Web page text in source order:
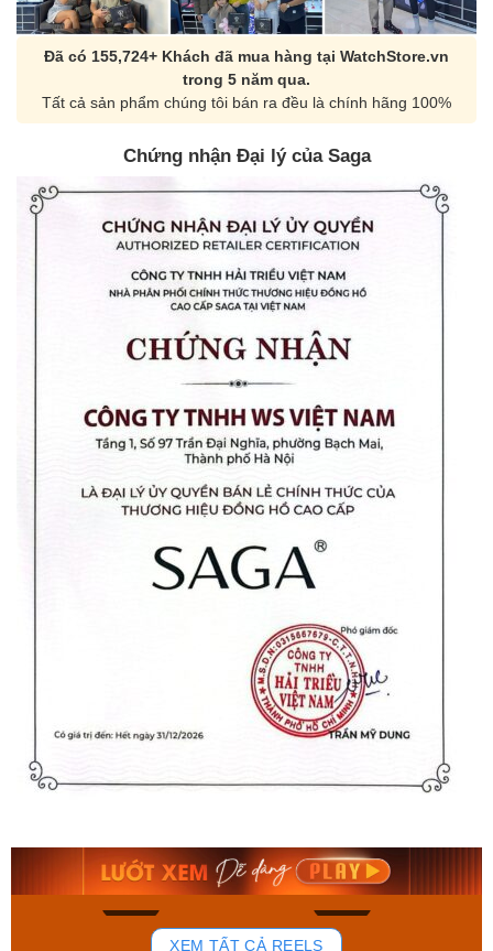
Đã có 155,724+ Khách đã mua hàng tại WatchStore.vn
trong 5 năm qua.
Tất cả sản phẩm chúng tôi bán ra đều là chính hãng 100%
Chứng nhận Đại lý của Saga
148
Orient Nam RA-
Mua ngay
Casio Nam MTS-
Mua ngay
XEM TẤT CẢ REELS